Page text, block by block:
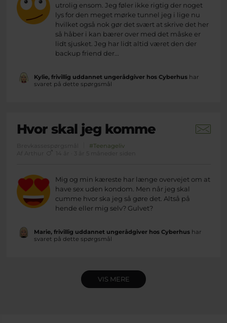
utrolig ensom. Jeg føler ikke rigtig der noget
lys for den meget mørke tunnel jeg i lige nu
hvilket også nok gør det svært at skrive det her
så håber i kan bærer over med det måske er
lidt sjusket. Jeg har lidt altid været den der
backup friend der...
Kylie, frivillig uddannet ungerådgiver hos Cyberhushar
svaret på dette spørgsmål
Hvor skal jeg komme
Brevkassespørgsmål
#Teenageliv
Af Arthur
14 år · 3 år 5 måneder siden
Mig og min kæreste har længe overvejet om at
have sex uden kondom. Men når jeg skal
cumme hvor ska jeg så gøre det. Altså på
hende eller mig selv? Gulvet?
Marie, frivillig uddannet ungerådgiver hos Cyberhushar
svaret på dette spørgsmål
VIS MERE